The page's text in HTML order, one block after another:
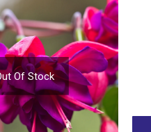
Of Stock